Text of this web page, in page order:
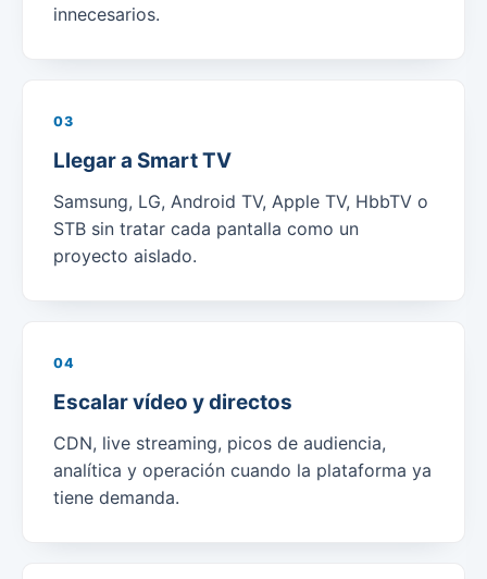
innecesarios.
03
Llegar a Smart TV
Samsung, LG, Android TV, Apple TV, HbbTV o
STB sin tratar cada pantalla como un
proyecto aislado.
04
Escalar vídeo y directos
CDN, live streaming, picos de audiencia,
analítica y operación cuando la plataforma ya
tiene demanda.